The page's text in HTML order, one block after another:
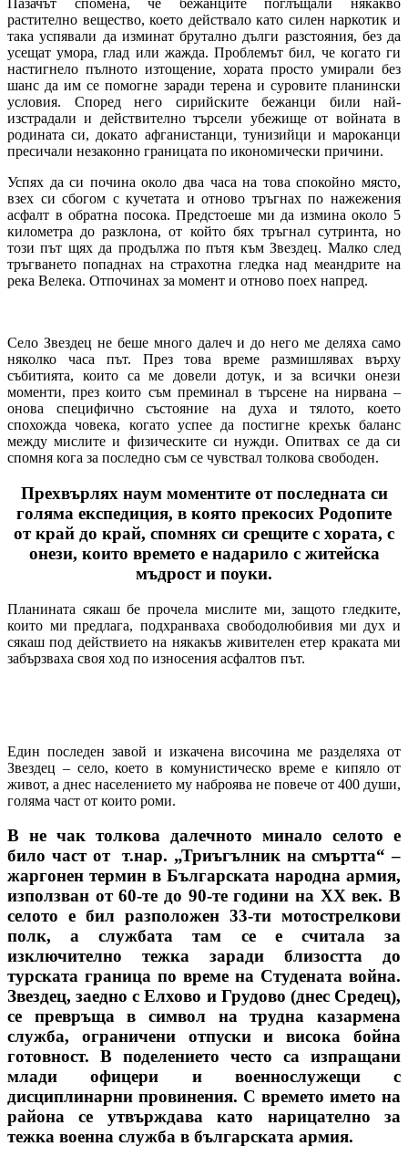
Пазачът спомена, че бежанците поглъщали някакво
растително вещество, което действало като силен наркотик и
така успявали да изминат брутално дълги разстояния, без да
усещат умора, глад или жажда. Проблемът бил, че когато ги
настигнело пълното изтощение, хората просто умирали без
шанс да им се помогне заради терена и суровите планински
условия. Според него сирийските бежанци били най-
изстрадали и действително търсели убежище от войната в
родината си, докато афганистанци, тунизийци и мароканци
пресичали незаконно границата по икономически причини.
Успях да си почина около два часа на това спокойно място,
взех си сбогом с кучетата и отново тръгнах по нажежения
асфалт в обратна посока. Предстоеше ми да измина около 5
километра до разклона, от който бях тръгнал сутринта, но
този път щях да продължа по пътя към Звездец. Малко след
тръгването попаднах на страхотна гледка над меандрите на
река Велека. Отпочинах за момент и отново поех напред.
Село Звездец не беше много далеч и до него ме деляха само
няколко часа път. През това време размишлявах върху
събитията, които са ме довели дотук, и за всички онези
моменти, през които съм преминал в търсене на нирвана –
онова специфично състояние на духа и тялото, което
спохожда човека, когато успее да постигне крехък баланс
между мислите и физическите си нужди. Опитвах се да си
спомня кога за последно съм се чувствал толкова свободен.
Прехвърлях наум моментите от последната си
голяма експедиция, в която прекосих Родопите
от край до край, спомнях си срещите с хората, с
онези, които времето е надарило с житейска
мъдрост и поуки.
Планината сякаш бе прочела мислите ми, защото гледките,
които ми предлага, подхранваха свободолюбивия ми дух и
сякаш под действието на някакъв живителен етер краката ми
забързваха своя ход по износения асфалтов път.
Един последен завой и изкачена височина ме разделяха от
Звездец – село, което в комунистическо време е кипяло от
живот, а днес населението му наброява не повече от 400 души,
голяма част от които роми.
В не чак толкова далечното минало селото е
било част от т.нар. „Триъгълник на смъртта“ –
жаргонен термин в Българската народна армия,
използван от 60-те до 90-те години на ХХ век. В
селото е бил разположен 33-ти мотострелкови
полк, а службата там се е считала за
изключително тежка заради близостта до
турската граница по време на Студената война.
Звездец, заедно с Елхово и Грудово (днес Средец),
се превръща в символ на трудна казармена
служба, ограничени отпуски и висока бойна
готовност. В поделението често са изпращани
млади офицери и военнослужещи с
дисциплинарни провинения. С времето името на
района се утвърждава като нарицателно за
тежка военна служба в българската армия.